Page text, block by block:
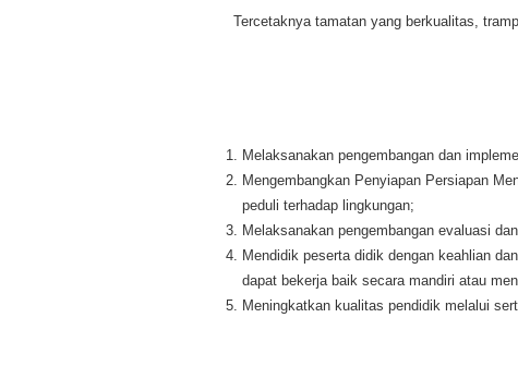
Tercetaknya tamatan yang berkualitas,
Melaksanakan pengembangan dan
Mengembangkan Penyiapan Persiapan
peduli terhadap lingkungan;
Melaksanakan pengembangan evaluasi
Mendidik peserta didik dengan keahlian
dapat bekerja baik secara mandiri atau
Meningkatkan kualitas pendidik melalui